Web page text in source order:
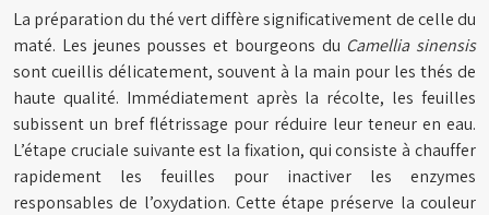
La préparation du thé vert diffère significativement de celle du
maté. Les jeunes pousses et bourgeons du Camellia sinensis
sont cueillis délicatement, souvent à la main pour les thés de
haute qualité. Immédiatement après la récolte, les feuilles
subissent un bref flétrissage pour réduire leur teneur en eau.
L’étape cruciale suivante est la fixation, qui consiste à chauffer
rapidement les feuilles pour inactiver les enzymes
responsables de l’oxydation. Cette étape préserve la couleur